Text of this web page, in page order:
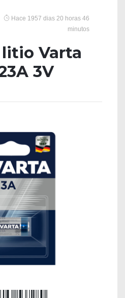
Hace 1957 dias 20 horas 46
minutos
Varta
3V